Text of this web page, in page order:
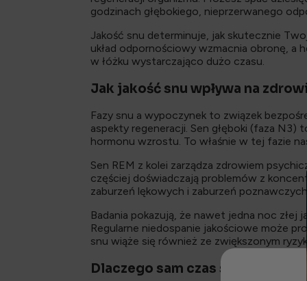
godzinach głębokiego, nieprzerwanego
Jakość snu determinuje, jak skutecznie
układ odpornościowy wzmacnia obronę, a
w łóżku wystarczająco dużo czasu.
Jak jakość snu wpływa na
Fazy snu a wypoczynek to związek
aspekty regeneracji. Sen głęboki (faza N3)
hormonu wzrostu. To właśnie w tej fazie
Sen REM z kolei zarządza zdrowiem
częściej doświadczają problemów z
zaburzeń lękowych i zaburzeń poznawczych.
Badania pokazują, że nawet jedna noc
Regularne niedospanie jakościowe może
snu wiąże się również ze zwiększonym
Dlaczego sam czas snu nie